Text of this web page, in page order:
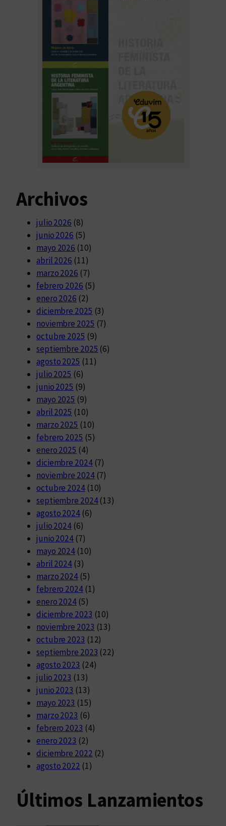
Archivos
julio 2026 (8)
junio 2026 (5)
mayo 2026 (10)
abril 2026 (11)
marzo 2026 (7)
febrero 2026 (5)
enero 2026 (2)
diciembre 2025 (3)
noviembre 2025 (7)
octubre 2025 (9)
septiembre 2025 (6)
agosto 2025 (11)
julio 2025 (6)
junio 2025 (9)
mayo 2025 (9)
abril 2025 (10)
marzo 2025 (10)
febrero 2025 (5)
enero 2025 (4)
diciembre 2024(7)
noviembre 2024(7)
octubre 2024(10)
septiembre 2024(13)
agosto 2024(6)
julio 2024 (6)
junio 2024 (7)
mayo 2024 (10)
abril 2024 (3)
marzo 2024 (5)
febrero 2024(1)
enero 2024 (5)
diciembre 2023 (10)
noviembre 2023 (13)
octubre 2023 (12)
septiembre 2023 (22)
agosto 2023 (24)
julio 2023 (13)
junio 2023 (13)
mayo 2023 (15)
marzo 2023 (6)
febrero 2023 (4)
enero 2023 (2)
diciembre 2022 (2)
agosto 2022 (1)
Últimos Lanzamientos